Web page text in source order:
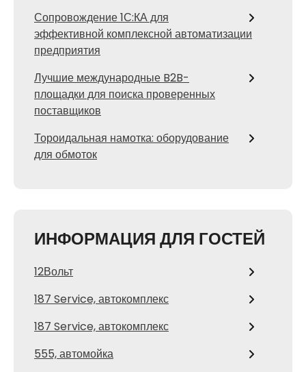
Сопровождение 1С:КА для
эффективной комплексной автоматизации
предприятия
Лучшие международные B2B-
площадки для поиска проверенных
поставщиков
Тороидальная намотка: оборудование
для обмоток
ИНФОРМАЦИЯ ДЛЯ ГОСТЕЙ
12Вольт
187 Service, автокомплекс
187 Service, автокомплекс
555, автомойка